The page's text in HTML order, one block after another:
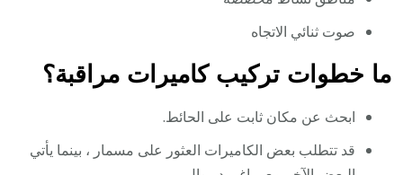
صوت ثنائي الاتجاه
ما خطوات تركيب كاميرات مراقبة؟
ابحث عن مكان ثابت على الحائط.
قد تتطلب بعض الكاميرات العثور على مسمار ، بينما يأتي